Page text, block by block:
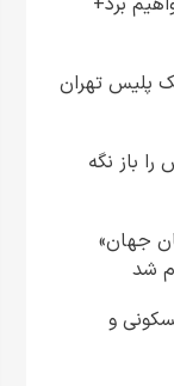
پلیس تهران
باز نگه
جهان»
شد
و